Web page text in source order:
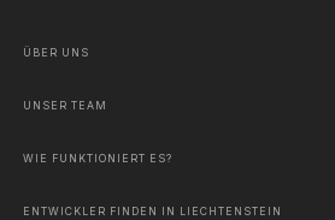
ÜBER UNS
UNSER TEAM
WIE FUNKTIONIERT ES?
ENTWICKLER FINDEN IN LIECHTENSTEIN